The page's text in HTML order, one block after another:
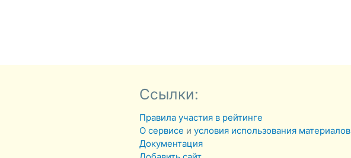
Ссылки:
Правила участия в рейтинге
О сервисе иусловия использования материалов
Документация